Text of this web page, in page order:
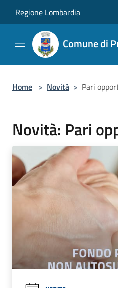
Regione Lombardia
Comune di
Home > Novità > Pari
Novità: Pari